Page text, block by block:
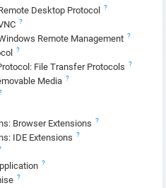
Desktop Protocol ?
?
Remote Management ?
?
File Transfer Protocols ?
Media ?
Browser Extensions ?
IDE Extensions ?
?
?